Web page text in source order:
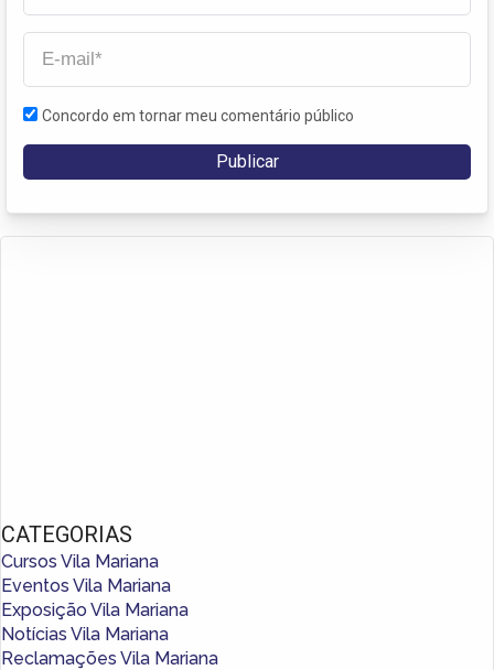
Concordo em tornar meu comentário público
CATEGORIAS
Cursos Vila Mariana
Eventos Vila Mariana
Exposição Vila Mariana
Notícias Vila Mariana
Reclamações Vila Mariana